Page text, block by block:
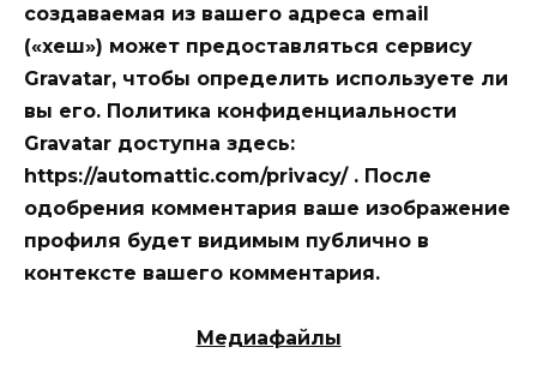
создаваемая из вашего адреса email
(«хеш») может предоставляться сервису
Gravatar, чтобы определить используете ли
вы его. Политика конфиденциальности
Gravatar доступна здесь:
https://automattic.com/privacy/ . После
одобрения комментария ваше изображение
профиля будет видимым публично в
контексте вашего комментария.
Медиафайлы